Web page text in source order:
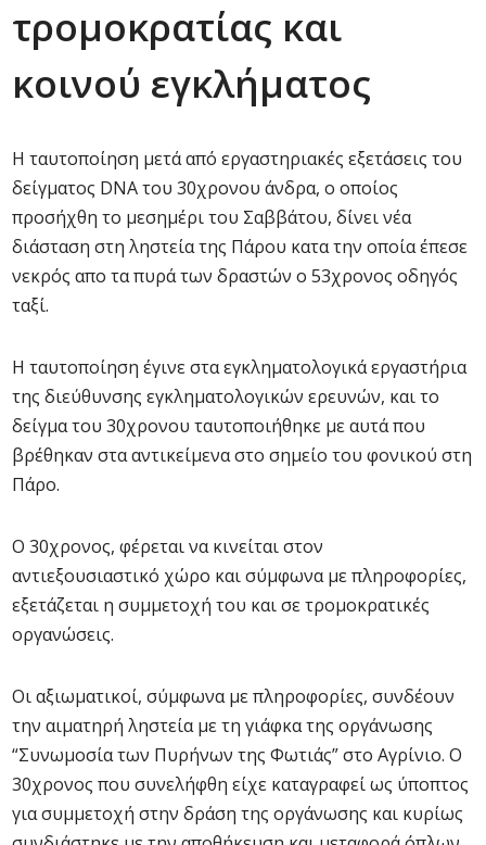
τρομοκρατίας και
κοινού εγκλήματος
Η ταυτοποίηση μετά από εργαστηριακές εξετάσεις του
δείγματος DNA του 30χρονου άνδρα, ο οποίος
προσήχθη το μεσημέρι του Σαββάτου, δίνει νέα
διάσταση στη ληστεία της Πάρου κατα την οποία έπεσε
νεκρός απο τα πυρά των δραστών ο 53χρονος οδηγός
ταξί.
Η ταυτοποίηση έγινε στα εγκληματολογικά εργαστήρια
της διεύθυνσης εγκληματολογικών ερευνών, και το
δείγμα του 30χρονου ταυτοποιήθηκε με αυτά που
βρέθηκαν στα αντικείμενα στο σημείο του φονικού στη
Πάρο.
Ο 30χρονος, φέρεται να κινείται στον
αντιεξουσιαστικό χώρο και σύμφωνα με πληροφορίες,
εξετάζεται η συμμετοχή του και σε τρομοκρατικές
οργανώσεις.
Οι αξιωματικοί, σύμφωνα με πληροφορίες, συνδέουν
την αιματηρή ληστεία με τη γιάφκα της οργάνωσης
“Συνωμοσία των Πυρήνων της Φωτιάς” στο Αγρίνιο. Ο
30χρονος που συνελήφθη είχε καταγραφεί ως ύποπτος
για συμμετοχή στην δράση της οργάνωσης και κυρίως